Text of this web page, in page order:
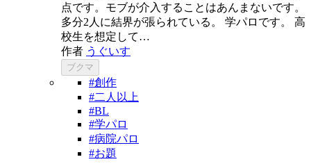
点です。モブが介入することはあんまないです。
多分2人に結界が張られている。 学パロです。 高
校生を想定して…
作者 うぐいす
ブクマ
#創作
#二人以上
#BL
#学パロ
#病院パロ
#お題